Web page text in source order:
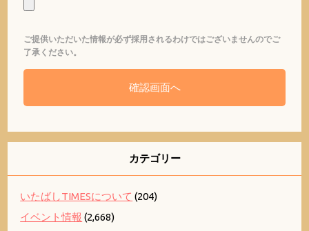
ご提供いただいた情報が必ず採用されるわけではございませんのでご
了承ください。
カテゴリー
いたばしTIMESについて (204)
イベント情報 (2,668)